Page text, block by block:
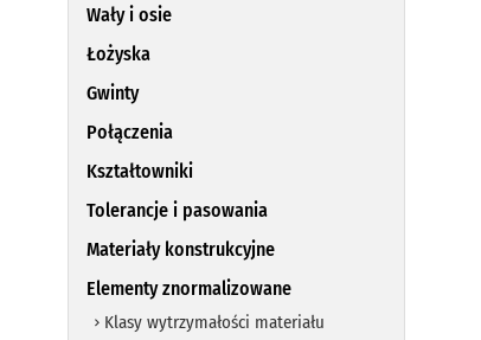
Wały i osie
Łożyska
Gwinty
Połączenia
Kształtowniki
Tolerancje i pasowania
Materiały konstrukcyjne
Elementy znormalizowane
Klasy wytrzymałości materiału